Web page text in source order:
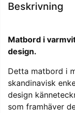
Beskrivning
Matbord i
design.
Detta matbord i
skandinavisk
design
som framhäver